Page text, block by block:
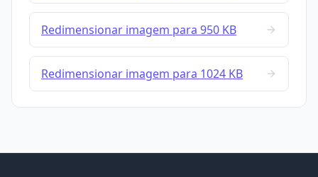
Redimensionar imagem para 950 KB
Redimensionar imagem para 1024 KB